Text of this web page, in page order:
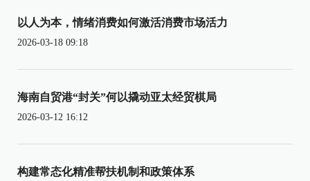
以人为本，情绪消费如何激活消费市场活力
2026-03-18 09:18
海南自贸港“封关”何以撬动亚太经贸棋局
2026-03-12 16:12
构建常态化精准帮扶机制和政策体系